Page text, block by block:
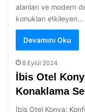
alanları ve modern
konukları etkileyen…
Devamını Oku
8 Eylül 2024
İbis Otel
Konaklama
İbis Otel Konya: